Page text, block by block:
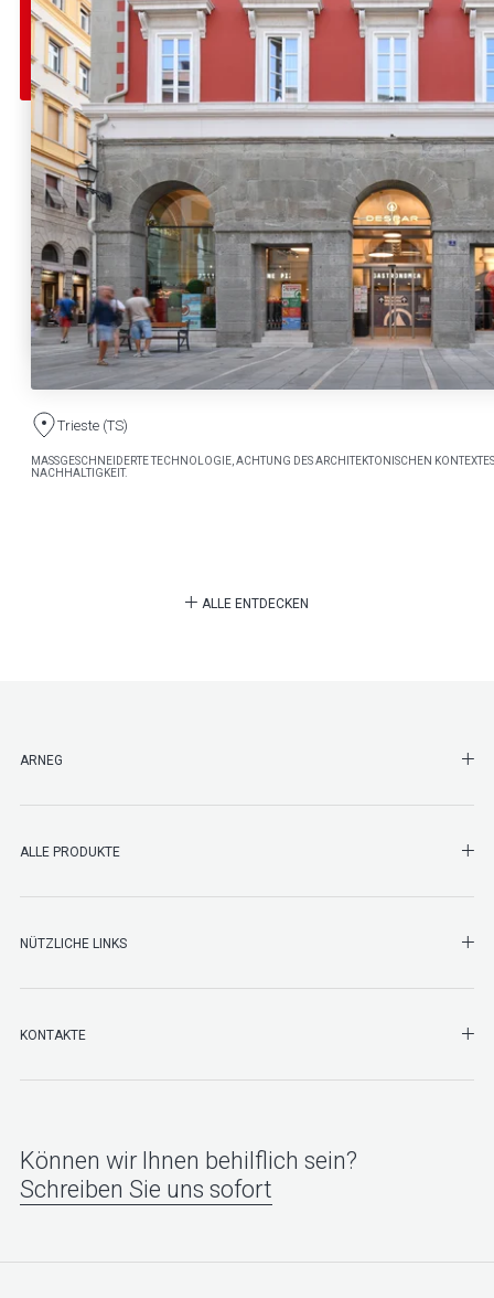
Trieste (TS)
MASSGESCHNEIDERTE TECHNOLOGIE, ACHTUNG DES ARCHITEKTONISCHEN
NACHHALTIGKEIT.
ALLE ENTDECKEN
ARNEG
ALLE PRODUKTE
NÜTZLICHE LINKS
KONTAKTE
Können wir Ihnen behilflich sein?
Schreiben Sie uns sofort